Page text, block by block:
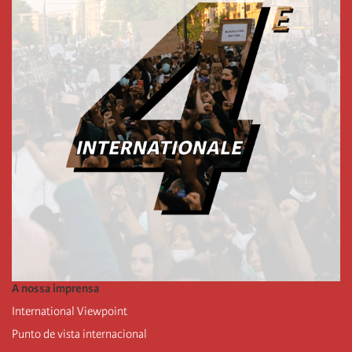
A nossa imprensa
International Viewpoint
Punto de vista internacional